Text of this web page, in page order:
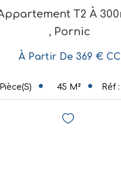
, Pornic
À Partir De 369 € CC
Pièce(s) 45 M² Réf :